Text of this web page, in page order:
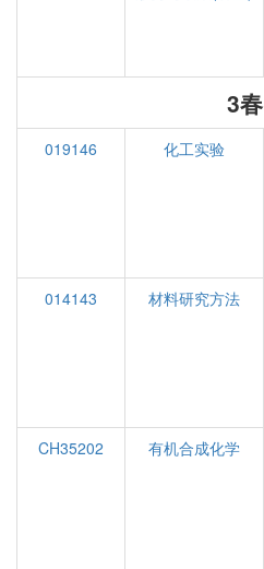
3春
019146 化工实验
014143
材料研究方法
CH35202
有机合成化学